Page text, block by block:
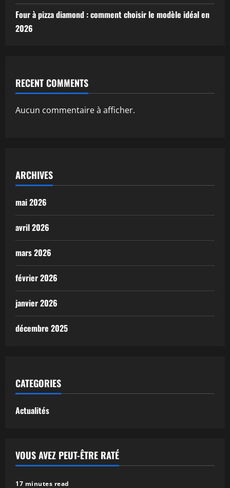
Four à pizza diamond : comment choisir le modèle idéal en
2026
RECENT COMMENTS
Aucun commentaire à afficher.
ARCHIVES
mai 2026
avril 2026
mars 2026
février 2026
janvier 2026
décembre 2025
CATEGORIES
Actualités
VOUS AVEZ PEUT-ÊTRE RATÉ
17 minutes read